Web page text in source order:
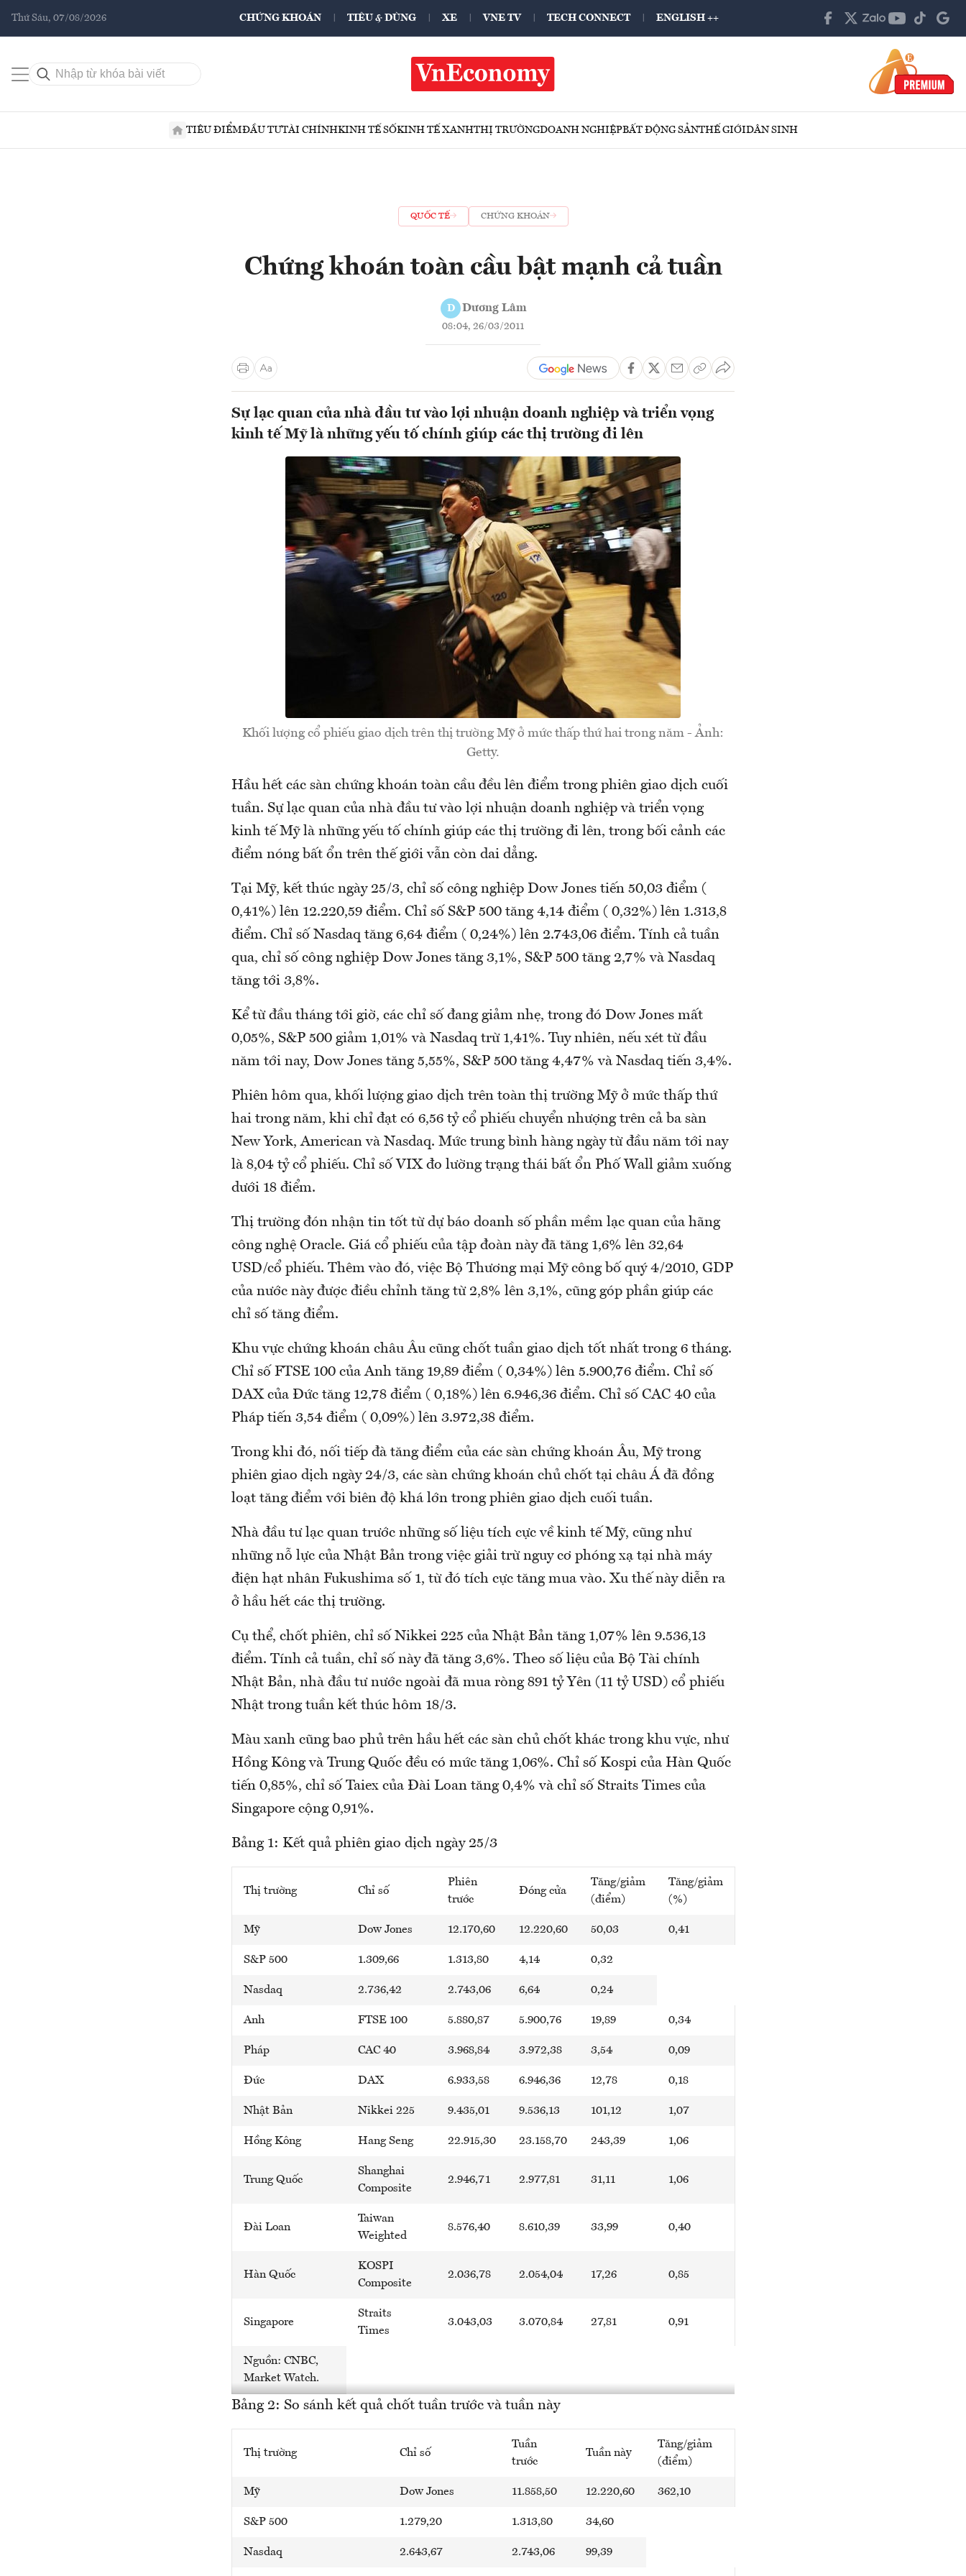
Thứ Sáu, 07/08/2026 CHỨNG KHOÁN TIÊU & DÙNG XE VNE TV TECH CONNECT ENGLISH ++
TIÊU ĐIỂMĐẦU TƯTÀI CHÍNHKINH TẾ SỐKINH TẾ XANHTHỊ TRƯỜNGDOANH NGHIỆPBẤT ĐỘNG SẢNTHẾ GIỚIDÂN SINH
QUỐC TẾ CHỨNG KHOÁN
Chứng khoán toàn cầu bật mạnh cả tuần
D Dương Lâm
08:04, 26/03/2011
Sự lạc quan của nhà đầu tư vào lợi nhuận doanh nghiệp và triển vọng
kinh tế Mỹ là những yếu tố chính giúp các thị trường đi lên
Khối lượng cổ phiếu giao dịch trên thị trường Mỹ ở mức thấp thứ hai trong năm - Ảnh:
Getty.
Hầu hết các sàn chứng khoán toàn cầu đều lên điểm trong phiên giao dịch cuối
tuần. Sự lạc quan của nhà đầu tư vào lợi nhuận doanh nghiệp và triển vọng
kinh tế Mỹ là những yếu tố chính giúp các thị trường đi lên, trong bối cảnh các
điểm nóng bất ổn trên thế giới vẫn còn dai dẳng.
Tại Mỹ, kết thúc ngày 25/3, chỉ số công nghiệp Dow Jones tiến 50,03 điểm (
0,41%) lên 12.220,59 điểm. Chỉ số S&P 500 tăng 4,14 điểm ( 0,32%) lên 1.313,8
điểm. Chỉ số Nasdaq tăng 6,64 điểm ( 0,24%) lên 2.743,06 điểm. Tính cả tuần
qua, chỉ số công nghiệp Dow Jones tăng 3,1%, S&P 500 tăng 2,7% và Nasdaq
tăng tới 3,8%.
Kể từ đầu tháng tới giờ, các chỉ số đang giảm nhẹ, trong đó Dow Jones mất
0,05%, S&P 500 giảm 1,01% và Nasdaq trừ 1,41%. Tuy nhiên, nếu xét từ đầu
năm tới nay, Dow Jones tăng 5,55%, S&P 500 tăng 4,47% và Nasdaq tiến 3,4%.
Phiên hôm qua, khối lượng giao dịch trên toàn thị trường Mỹ ở mức thấp thứ
hai trong năm, khi chỉ đạt có 6,56 tỷ cổ phiếu chuyển nhượng trên cả ba sàn
New York, American và Nasdaq. Mức trung bình hàng ngày từ đầu năm tới nay
là 8,04 tỷ cổ phiếu. Chỉ số VIX đo lường trạng thái bất ổn Phố Wall giảm xuống
dưới 18 điểm.
Thị trường đón nhận tin tốt từ dự báo doanh số phần mềm lạc quan của hãng
công nghệ Oracle. Giá cổ phiếu của tập đoàn này đã tăng 1,6% lên 32,64
USD/cổ phiếu. Thêm vào đó, việc Bộ Thương mại Mỹ công bố quý 4/2010, GDP
của nước này được điều chỉnh tăng từ 2,8% lên 3,1%, cũng góp phần giúp các
chỉ số tăng điểm.
Khu vực chứng khoán châu Âu cũng chốt tuần giao dịch tốt nhất trong 6 tháng.
Chỉ số FTSE 100 của Anh tăng 19,89 điểm ( 0,34%) lên 5.900,76 điểm. Chỉ số
DAX của Đức tăng 12,78 điểm ( 0,18%) lên 6.946,36 điểm. Chỉ số CAC 40 của
Pháp tiến 3,54 điểm ( 0,09%) lên 3.972,38 điểm.
Trong khi đó, nối tiếp đà tăng điểm của các sàn chứng khoán Âu, Mỹ trong
phiên giao dịch ngày 24/3, các sàn chứng khoán chủ chốt tại châu Á đã đồng
loạt tăng điểm với biên độ khá lớn trong phiên giao dịch cuối tuần.
Nhà đầu tư lạc quan trước những số liệu tích cực về kinh tế Mỹ, cũng như
những nỗ lực của Nhật Bản trong việc giải trừ nguy cơ phóng xạ tại nhà máy
điện hạt nhân Fukushima số 1, từ đó tích cực tăng mua vào. Xu thế này diễn ra
ở hầu hết các thị trường.
Cụ thể, chốt phiên, chỉ số Nikkei 225 của Nhật Bản tăng 1,07% lên 9.536,13
điểm. Tính cả tuần, chỉ số này đã tăng 3,6%. Theo số liệu của Bộ Tài chính
Nhật Bản, nhà đầu tư nước ngoài đã mua ròng 891 tỷ Yên (11 tỷ USD) cổ phiếu
Nhật trong tuần kết thúc hôm 18/3.
Màu xanh cũng bao phủ trên hầu hết các sàn chủ chốt khác trong khu vực, như
Hồng Kông và Trung Quốc đều có mức tăng 1,06%. Chỉ số Kospi của Hàn Quốc
tiến 0,85%, chỉ số Taiex của Đài Loan tăng 0,4% và chỉ số Straits Times của
Singapore cộng 0,91%.
Bảng 1: Kết quả phiên giao dịch ngày 25/3
Thị trường Chỉ số
Phiên
trước
Đóng cửa
Tăng/giảm
(điểm)
Tăng/giảm
(%)
Mỹ Dow Jones 12.170,60 12.220,60 50,03 0,41
S&P 500 1.309,66 1.313,80 4,14 0,32
Nasdaq 2.736,42 2.743,06 6,64 0,24
Anh FTSE 100 5.880,87 5.900,76 19,89 0,34
Pháp CAC 40 3.968,84 3.972,38 3,54 0,09
Đức DAX 6.933,58 6.946,36 12,78 0,18
Nhật Bản Nikkei 225 9.435,01 9.536,13 101,12 1,07
Hồng Kông Hang Seng 22.915,30 23.158,70 243,39 1,06
Trung Quốc
Shanghai
Composite
2.946,71 2.977,81 31,11 1,06
Đài Loan
Taiwan
Weighted
8.576,40 8.610,39 33,99 0,40
Hàn Quốc
KOSPI
Composite
2.036,78 2.054,04 17,26 0,85
Singapore
Straits
Times
3.043,03 3.070,84 27,81 0,91
Nguồn: CNBC,
Market Watch.
Bảng 2: So sánh kết quả chốt tuần trước và tuần này
Thị trường Chỉ số
Tuần
trước
Tuần này
Tăng/giảm
(điểm)
Mỹ Dow Jones 11.858,50 12.220,60 362,10
S&P 500 1.279,20 1.313,80 34,60
Nasdaq 2.643,67 2.743,06 99,39